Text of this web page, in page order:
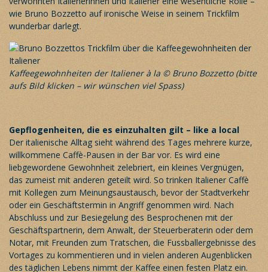
wie Bruno Bozzetto auf ironische Weise in seinem Trickfilm
wunderbar darlegt.
Kaffeegewohnheiten der Italiener à la © Bruno Bozzetto (bitte
aufs Bild klicken – wir wünschen viel Spass)
Gepflogenheiten, die es einzuhalten gilt – like a local
Der italienische Alltag sieht während des Tages mehrere kurze,
willkommene Caffè-Pausen in der Bar vor. Es wird eine
liebgewordene Gewohnheit zelebriert, ein kleines Vergnügen,
das zumeist mit anderen geteilt wird. So trinken Italiener Caffè
mit Kollegen zum Meinungsaustausch, bevor der Stadtverkehr
oder ein Geschäftstermin in Angriff genommen wird. Nach
Abschluss und zur Besiegelung des Besprochenen mit der
Geschäftspartnerin, dem Anwalt, der Steuerberaterin oder dem
Notar, mit Freunden zum Tratschen, die Fussballergebnisse des
Vortages zu kommentieren und in vielen anderen Augenblicken
des täglichen Lebens nimmt der Kaffee einen festen Platz ein.